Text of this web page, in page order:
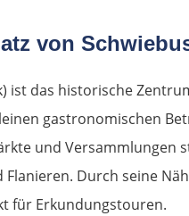
von
ist das historische
gastronomischen
und Versammlungen
Flanieren. Durch seine
für Erkundungstouren.